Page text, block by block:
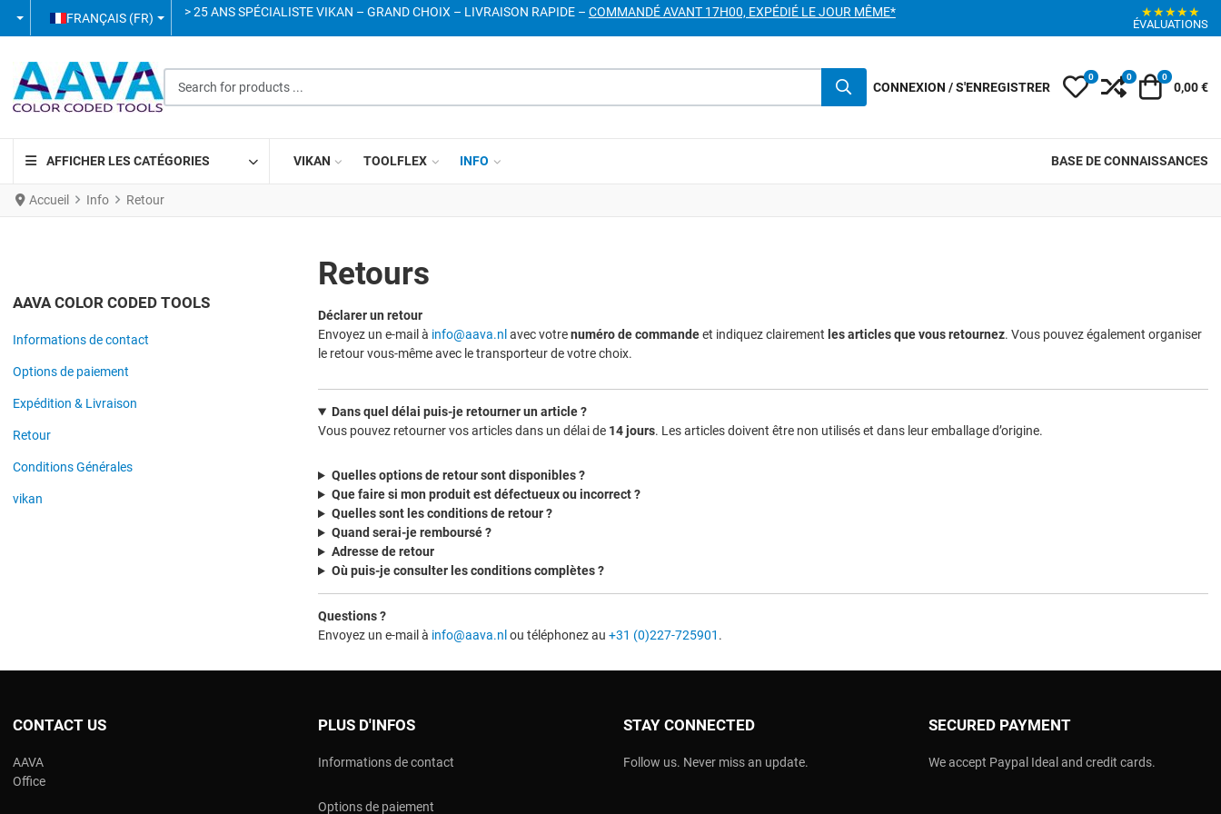
SÉLECTIONNEZ VOTRE LANGUE
FRANÇAIS (FR) > 25 ANS SPÉCIALISTE VIKAN – GRAND CHOIX – LIVRAISON RAPIDE – COMMANDÉ AVANT 17H00, EXPÉDIÉ LE JOUR MÊME* ★★★★★
ÉVALUATIONS
CONNEXION / S'ENREGISTRER My Wishlist
0 Compare
0 Votre
0
0,00 €
AFFICHER LES CATÉGORIES VIKAN TOOLFLEX INFO BASE DE CONNAISSANCES
Accueil Info Retour
AAVA COLOR CODED TOOLS
Informations de contact
Options de paiement
Expédition & Livraison
Retour
Conditions Générales
vikan
Retours
Déclarer un retour
Envoyez un e-mail à info@aava.nl avec votrenuméro de commandeet indiquez clairement les articles que vous retournez. Vous pouvez également organiser
le retour vous-même avec le transporteur de votre choix.
Dans quel délai puis-je retourner un article ?
Vous pouvez retourner vos articles dans un délai de 14 jours. Les articles doivent être non utilisés et dans leur emballage d’origine.
Quelles options de retour sont disponibles ?
Que faire si mon produit est défectueux ou incorrect ?
Quelles sont les conditions de retour ?
Quand serai-je remboursé ?
Adresse de retour
Où puis-je consulter les conditions complètes ?
Questions ?
Envoyez un e-mail à info@aava.nl ou téléphonez au +31 (0)227-725901 .
CONTACT US
AAVA
Office
PLUS D'INFOS
Informations de contact
Options de paiement
STAY CONNECTED
Follow us. Never miss an update.
SECURED PAYMENT
We accept Paypal Ideal and credit cards.